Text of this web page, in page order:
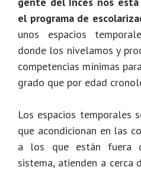
el programa de
unos espacios
donde los nivelamos y
competencias mínimas
grado que por edad
Los espacios temporales
que acondicionan en las
a los que están fuera
sistema, atienden a cerca